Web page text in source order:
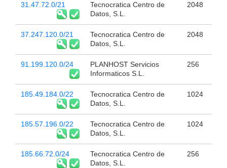
31.47.72.0/21
Tecnocratica Centro de
Datos, S.L.
2048
37.247.120.0/21
Tecnocratica Centro de
Datos, S.L.
2048
91.199.120.0/24
PLANHOST Servicios
Informaticos S.L.
256
185.49.184.0/22
Tecnocratica Centro de
Datos, S.L.
1024
185.57.196.0/22
Tecnocratica Centro de
Datos, S.L.
1024
185.66.72.0/24
Tecnocratica Centro de
Datos, S.L.
256